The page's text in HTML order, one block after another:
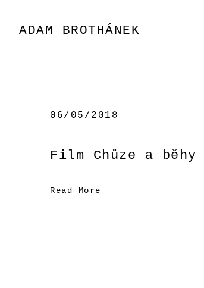
obsahADAM BROTHÁNEK
06/05/2018
Film Chůze a
Read More